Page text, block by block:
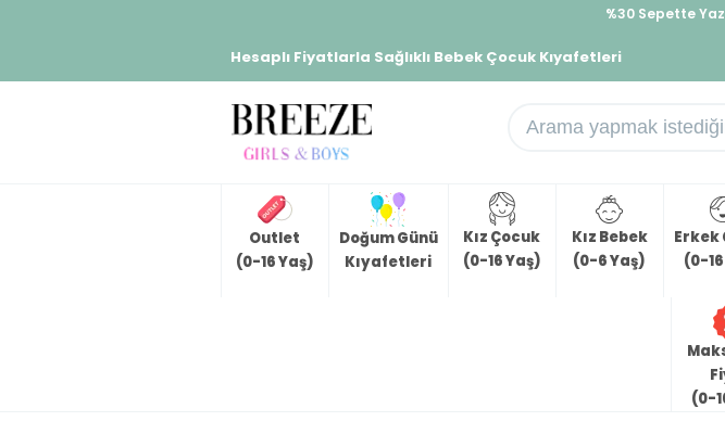
İndirimlere ek %10
Hesaplı Fiyatlarla Sağlıklı Bebek Çocuk Kıyafetleri
Outlet
(0-16 Yaş)
Doğum Günü
Kıyafetleri
Kız Çocuk
(0-16 Yaş)
Kız Bebek
(0-6 Yaş)
Erkek
(0-
(0-